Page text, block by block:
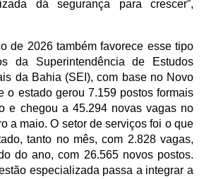
dá segurança para crescer”,
de 2026 também favorece esse tipo
da Superintendência de Estudos
da Bahia (SEI), com base no Novo
o estado gerou 7.159 postos formais
e chegou a 45.294 novas vagas no
a maio. O setor de serviços foi o que
tanto no mês, com 2.828 vagas,
do ano, com 26.565 novos postos.
especializada passa a integrar a